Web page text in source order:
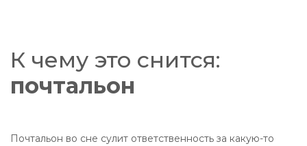
К чему это снится:
почтальон
Почтальон во сне сулит ответственность за какую-то